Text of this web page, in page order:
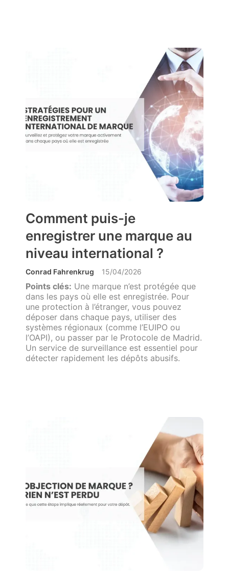
Comment puis-je
enregistrer une marque au
niveau international ?
Conrad Fahrenkrug 15/04/2026
Points clés: Une marque n’est protégée que
dans les pays où elle est enregistrée. Pour
une protection à l’étranger, vous pouvez
déposer dans chaque pays, utiliser des
systèmes régionaux (comme l’EUIPO ou
l’OAPI), ou passer par le Protocole de Madrid.
Un service de surveillance est essentiel pour
détecter rapidement les dépôts abusifs.